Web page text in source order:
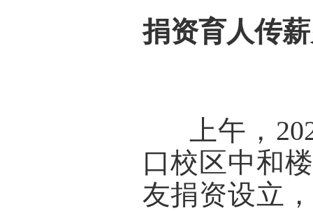
捐资育人传
上午，
口校区中和
友捐资设立